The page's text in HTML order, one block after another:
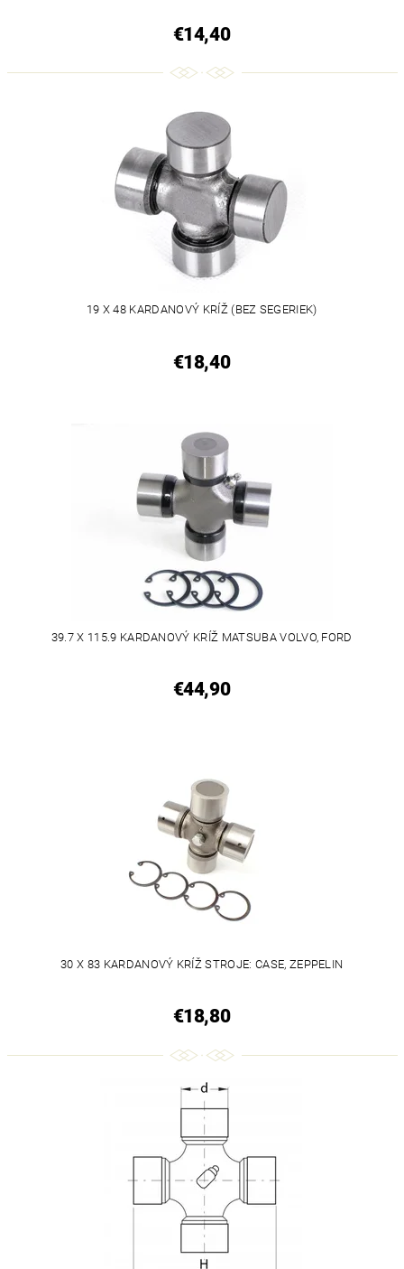
€14,40
19 X 48 KARDANOVÝ KRÍŽ (BEZ SEGERIEK)
€18,40
39.7 X 115.9 KARDANOVÝ KRÍŽ MATSUBA VOLVO, FORD
€44,90
30 X 83 KARDANOVÝ KRÍŽ STROJE: CASE, ZEPPELIN
€18,80